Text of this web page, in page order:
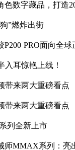
数字藏品，打造
”燃炸出街
PRO面向全球
入耳惊艳上线！
带来两大重磅看点
带来两大重磅看点
列全新上市
师MMAX系列：亮